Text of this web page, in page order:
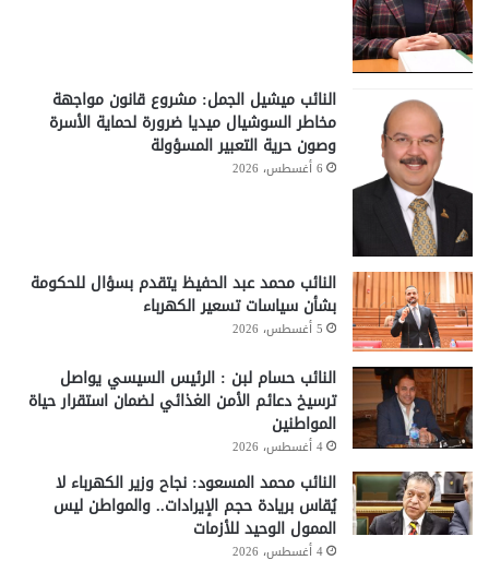
النائب ميشيل الجمل: مشروع قانون مواجهة
مخاطر السوشيال ميديا ضرورة لحماية الأسرة
وصون حرية التعبير المسؤولة
6 أغسطس، 2026
النائب محمد عبد الحفيظ يتقدم بسؤال للحكومة
بشأن سياسات تسعير الكهرباء
5 أغسطس، 2026
النائب حسام لبن : الرئيس السيسي يواصل
ترسيخ دعائم الأمن الغذائي لضمان استقرار حياة
المواطنين
4 أغسطس، 2026
النائب محمد المسعود: نجاح وزير الكهرباء لا
يُقاس بريادة حجم الإيرادات.. والمواطن ليس
الممول الوحيد للأزمات
4 أغسطس، 2026